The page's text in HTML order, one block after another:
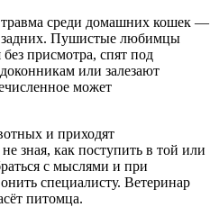
травма среди домашних кошек —
задних. Пушистые любимцы
без присмотра, спят под
или залезают
может
и приходят
зная, как поступить в той или
с мыслями и при
специалисту. Ветеринар
питомца.